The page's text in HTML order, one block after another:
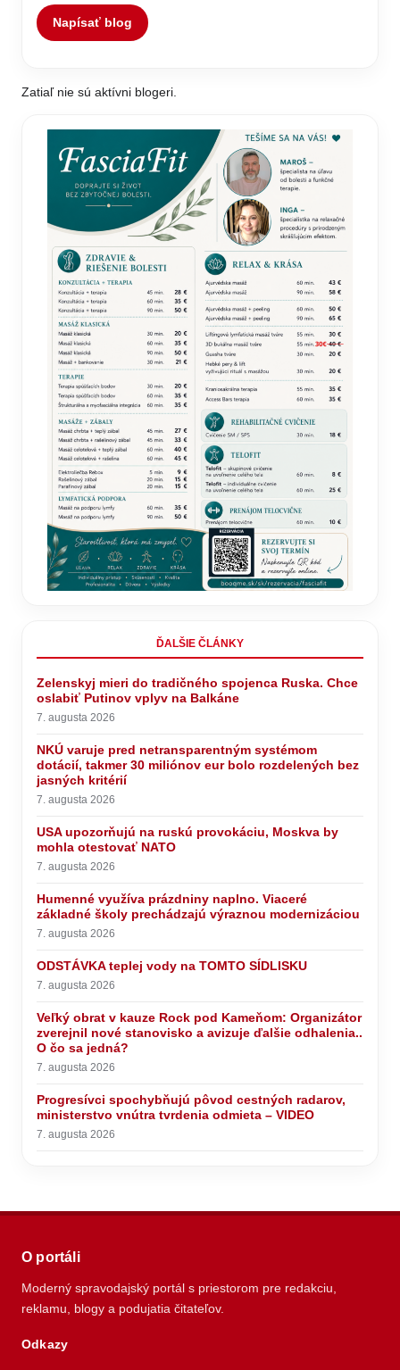
Napísať blog
Zatiaľ nie sú aktívni blogeri.
ĎALŠIE ČLÁNKY
Zelenskyj mieri do tradičného spojenca Ruska. Chce
oslabiť Putinov vplyv na Balkáne
7. augusta 2026
NKÚ varuje pred netransparentným systémom
dotácií, takmer 30 miliónov eur bolo rozdelených bez
jasných kritérií
7. augusta 2026
USA upozorňujú na ruskú provokáciu, Moskva by
mohla otestovať NATO
7. augusta 2026
Humenné využíva prázdniny naplno. Viaceré
základné školy prechádzajú výraznou modernizáciou
7. augusta 2026
ODSTÁVKA teplej vody na TOMTO SÍDLISKU
7. augusta 2026
Veľký obrat v kauze Rock pod Kameňom: Organizátor
zverejnil nové stanovisko a avizuje ďalšie odhalenia..
O čo sa jedná?
7. augusta 2026
Progresívci spochybňujú pôvod cestných radarov,
ministerstvo vnútra tvrdenia odmieta – VIDEO
7. augusta 2026
O portáli
Moderný spravodajský portál s priestorom pre redakciu,
reklamu, blogy a podujatia čitateľov.
Odkazy